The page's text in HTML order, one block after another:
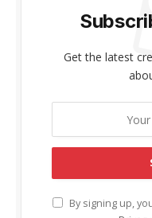
Get the latest
By signing up,